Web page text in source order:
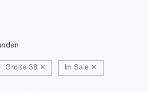
Größe 38 ✕ Im Sale ✕